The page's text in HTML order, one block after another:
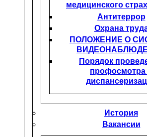
медицинского
Антитеррор
Охрана
ПОЛОЖЕНИЕ О
Порядок
профосмотра
История
Вакансии